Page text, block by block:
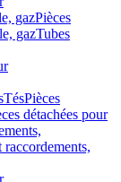
gazPièces
gazTubes
TésPièces
détachées pour
raccordements,